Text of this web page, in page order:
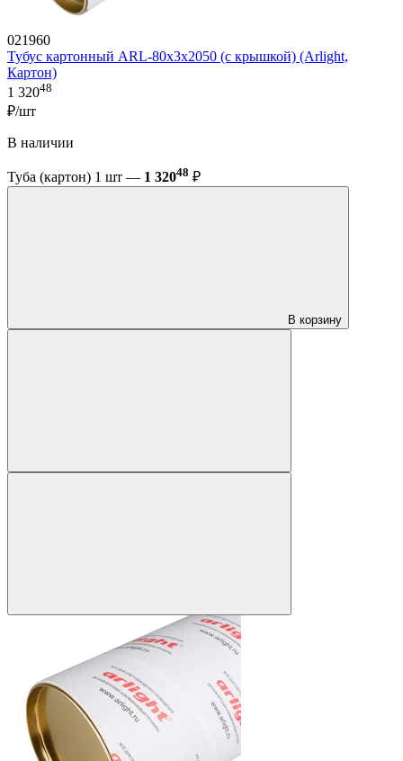
021960
Тубус картонный ARL-80х3х2050 (с крышкой) (Arlight,
Картон)
1 32048
₽/шт
В наличии
Туба (картон) 1 шт — 1 32048 ₽
В корзину